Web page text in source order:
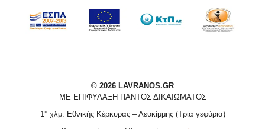
© 2026 LAVRANOS.GR
ΜΕ ΕΠΙΦΎΛΑΞΗ ΠΑΝΤΌΣ ΔΙΚΑΙΏΜΑΤΟΣ
1° χλμ. Εθνικής Κέρκυρας – Λευκίμμης (Τρία γεφύρια)